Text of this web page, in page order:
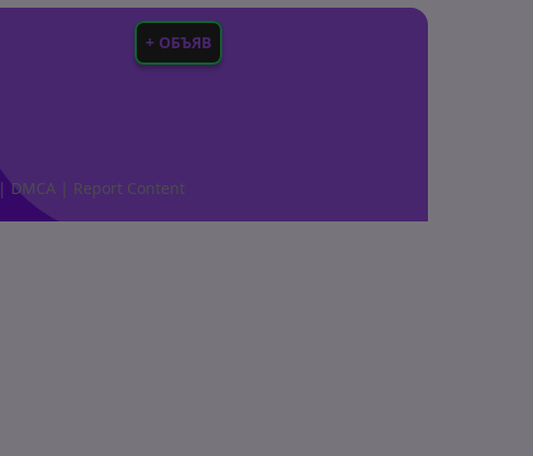
+ ОБЪЯВ
|DMCA | Report Content